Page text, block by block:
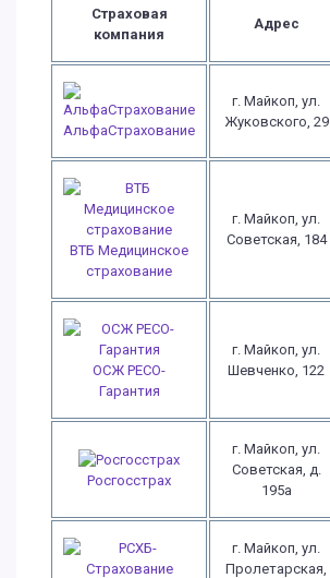
Страховая
компания
Адрес
АльфаСтрахование
г. Майкоп, ул.
Жуковского, 29
ВТБ Медицинское
страхование
г. Майкоп, ул.
Советская, 184
ОСЖ РЕСО-
Гарантия
г. Майкоп, ул.
Шевченко, 122
Росгосстрах
г. Майкоп, ул.
Советская, д.
195а
г. Майкоп, ул.
Пролетарская,